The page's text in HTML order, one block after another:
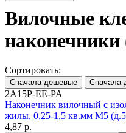
Вилочные
наконечники
Сортировать:
2A15P-EE-PA
Наконечник вилочный с
жилы, 0,25-1,5 кв.мм М5
4,87 р.